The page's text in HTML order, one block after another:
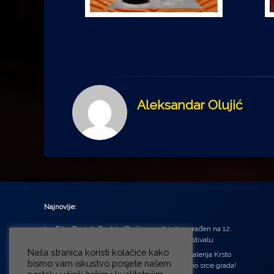
Aleksandar Olujić
Najnovije:
Film Daniela Pavlića ‘Prašina u vitrini’ nagrađen na 12.
Green Montenegro International Film Festivalu
U središtu Petrinje otvorena obnovljena Galerija Krsto
Hegedušić: Kultura vraćena kući, u samo srce grada!
Naša stranica koristi kolačiće kako
bismo vam iskustvo posjete našem